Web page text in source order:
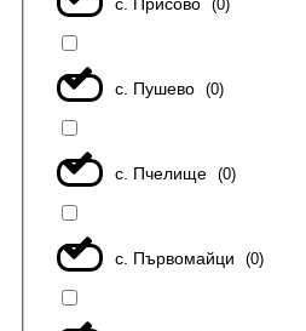
(0)
с. Пушево (0)
с. Пчелище (0)
с. Първомайци (0)